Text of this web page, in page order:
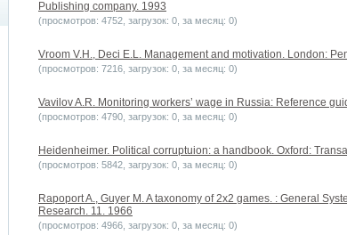
Publishing company. 1993
(просмотров: 4752, загрузок: 0, за месяц: 0)
Vroom V.H., Deci E.L. Management and motivation. London:
(просмотров: 7216, загрузок: 0, за месяц: 0)
Vavilov A.R. Monitoring workers’ wage in Russia: Reference
(просмотров: 4790, загрузок: 0, за месяц: 0)
Heidenheimer. Political corruptuion: a handbook. Oxford:
(просмотров: 5842, загрузок: 0, за месяц: 0)
Rapoport A., Guyer M. A taxonomy of 2х2 games. : General
Research. 11. 1966
(просмотров: 4966, загрузок: 0, за месяц: 0)